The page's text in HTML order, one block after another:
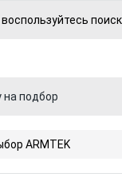
на подбор
ARMTEK